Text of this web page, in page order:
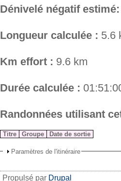
Dénivelé négatif estimé:
Longueur calculée : 5.6
Km effort : 9.6 km
Durée calculée :
Randonnées utilisant
Titre Groupe Date de sortie
Paramètres de l'itinéraire
Propulsé par Drupal